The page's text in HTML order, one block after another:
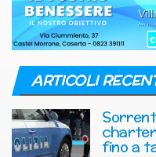
ARTICOLI
charter
fino a